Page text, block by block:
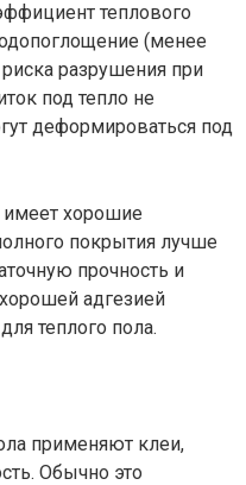
теплового
(менее
разрушения при
под тепло не
деформироваться под
имеет хорошие
покрытия лучше
прочность и
адгезией
теплого пола.
применяют клеи,
Обычно это